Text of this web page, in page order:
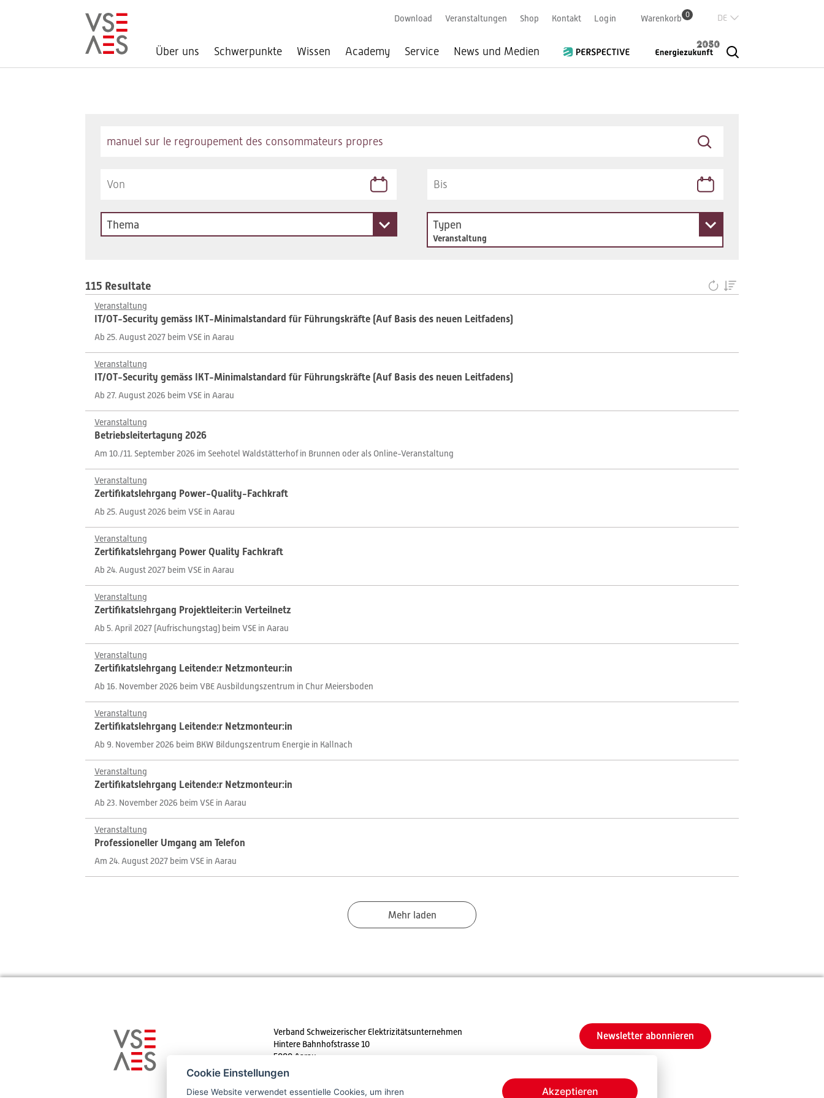
Über uns Schwerpunkte Wissen Academy Service News und Medien
Download Veranstaltungen Shop Kontakt Login Warenkorb 0
English
Thema Typen
Veranstaltung
115 Resultate
Veranstaltung
IT/OT-Security gemäss IKT-Minimalstandard für Führungskräfte (Auf Basis des neuen Leitfadens)
Ab 25. August 2027 beim VSE in Aarau
Veranstaltung
IT/OT-Security gemäss IKT-Minimalstandard für Führungskräfte (Auf Basis des neuen Leitfadens)
Ab 27. August 2026 beim VSE in Aarau
Veranstaltung
Betriebsleitertagung 2026
Am 10./11. September 2026 im Seehotel Waldstätterhof in Brunnen oder als Online-Veranstaltung
Veranstaltung
Zertifikatslehrgang Power-Quality-Fachkraft
Ab 25. August 2026 beim VSE in Aarau
Veranstaltung
Zertifikatslehrgang Power Quality Fachkraft
Ab 24. August 2027 beim VSE in Aarau
Veranstaltung
Zertifikatslehrgang Projektleiter:in Verteilnetz
Ab 5. April 2027 (Aufrischungstag) beim VSE in Aarau
Veranstaltung
Zertifikatslehrgang Leitende:r Netzmonteur:in
Ab 16. November 2026 beim VBE Ausbildungszentrum in Chur Meiersboden
Veranstaltung
Zertifikatslehrgang Leitende:r Netzmonteur:in
Ab 9. November 2026 beim BKW Bildungszentrum Energie in Kallnach
Veranstaltung
Zertifikatslehrgang Leitende:r Netzmonteur:in
Ab 23. November 2026 beim VSE in Aarau
Veranstaltung
Professioneller Umgang am Telefon
Am 24. August 2027 beim VSE in Aarau
Mehr laden
Verband Schweizerischer Elektrizitätsunternehmen
Hintere Bahnhofstrasse 10
5000 Aarau
Tel. +41 62 825 25 25
E-mail:info@strom.ch
Newsletter abonnieren
Cookie Einstellungen
Diese Website verwendet essentielle Cookies, um ihren Akzeptieren